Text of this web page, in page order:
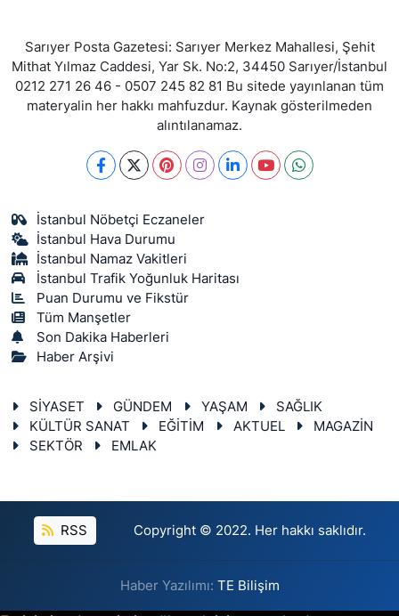
Sarıyer Posta Gazetesi: Sarıyer Merkez Mahallesi, Şehit
Mithat Yılmaz Caddesi, Yar Sk. No:2, 34450 Sarıyer/İstanbul
0212 271 26 46 - 0507 245 82 81 Bu sitede yayınlanan tüm
materyalin her hakkı mahfuzdur. Kaynak gösterilmeden
alıntılanamaz.
İstanbul Nöbetçi Eczaneler
İstanbul Hava Durumu
İstanbul Namaz Vakitleri
İstanbul Trafik Yoğunluk Haritası
Puan Durumu ve Fikstür
Tüm Manşetler
Son Dakika Haberleri
Haber Arşivi
SİYASET GÜNDEM YAŞAM
SAĞLIK
KÜLTÜR SANAT
EĞİTİM AKTUEL
MAGAZİN
SEKTÖR
EMLAK
RSS Copyright © 2022. Her hakkı saklıdır.
Haber Yazılımı: TE Bilişim